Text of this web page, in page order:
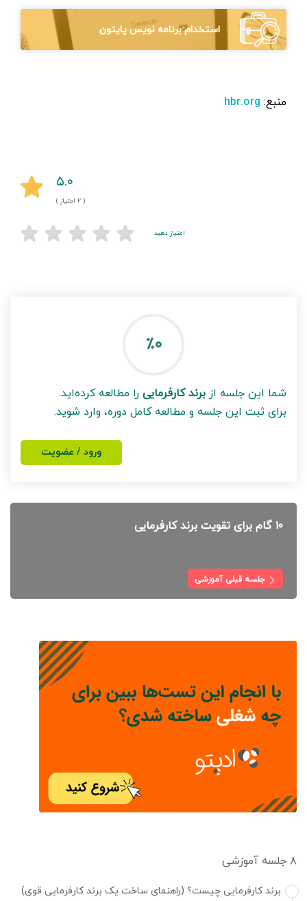
استخدام برنامه نویس پایتون
منبع:‌ hbr.org
۵.۰
( ۲ امتیاز )
امتیاز دهید
٪۰
شما این جلسه از برند کارفرمایی را مطالعه کرده‌اید.
برای ثبت این جلسه و مطالعه کامل دوره، وارد شوید.
ورود / عضویت
۱۰ گام برای تقویت برند کارفرمایی
جلسه قبلی آموزشی
۸ جلسه آموزشی
برند کارفرمایی چیست؟ (راهنمای ساخت یک برند کارفرمایی قوی)